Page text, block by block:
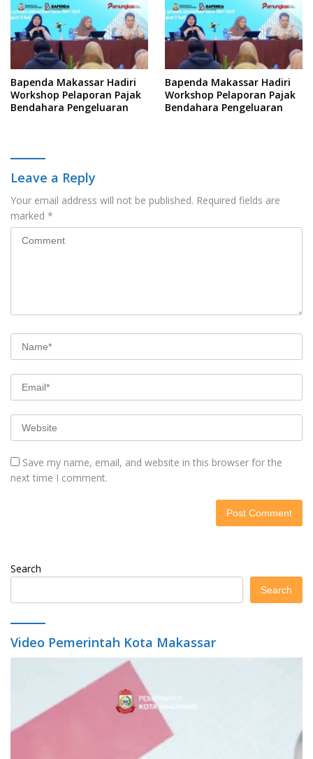
Bapenda Makassar Hadiri
Workshop Pelaporan Pajak
Bendahara Pengeluaran
Bapenda Makassar Hadiri
Workshop Pelaporan Pajak
Bendahara Pengeluaran
Leave a Reply
Your email address will not be published. Required fields are
marked *
Save my name, email, and website in this browser for the
next time I comment.
Search
Search
Video Pemerintah Kota Makassar